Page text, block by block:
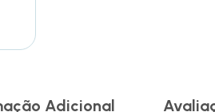
Adicional